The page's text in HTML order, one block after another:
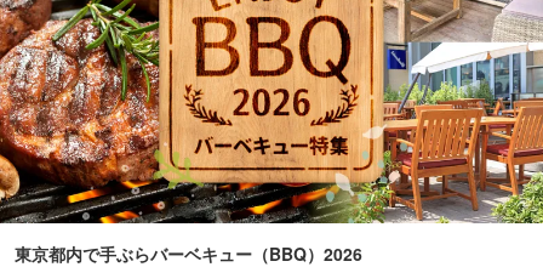
東京都内で手ぶらバーベキュー（BBQ）2026